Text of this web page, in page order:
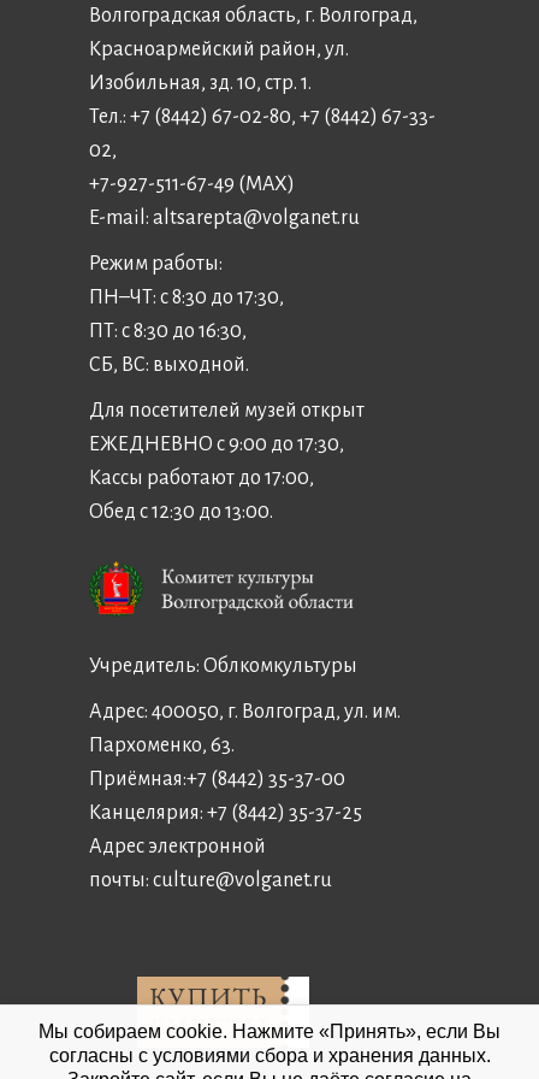
Волгоградская область, г. Волгоград,
Красноармейский район, ул.
Изобильная, зд. 10, стр. 1.
Тел.: +7 (8442) 67-02-80, +7 (8442) 67-33-
02,
+7-927-511-67-49 (MAX)
E-mail: altsarepta@volganet.ru
Режим работы:
ПН–ЧТ: с 8:30 до 17:30,
ПТ: с 8:30 до 16:30,
СБ, ВС: выходной.
Для посетителей музей открыт
ЕЖЕДНЕВНО с 9:00 до 17:30,
Кассы работают до 17:00,
Обед с 12:30 до 13:00.
Учредитель: Облкомкультуры
Адрес: 400050, г. Волгоград, ул. им.
Пархоменко, 63.
Приёмная:+7 (8442) 35-37-00
Канцелярия: +7 (8442) 35-37-25
Адрес электронной
почты: culture@volganet.ru
Мы собираем cookie. Нажмите «Принять», если Вы
согласны с условиями сбора и хранения данных.